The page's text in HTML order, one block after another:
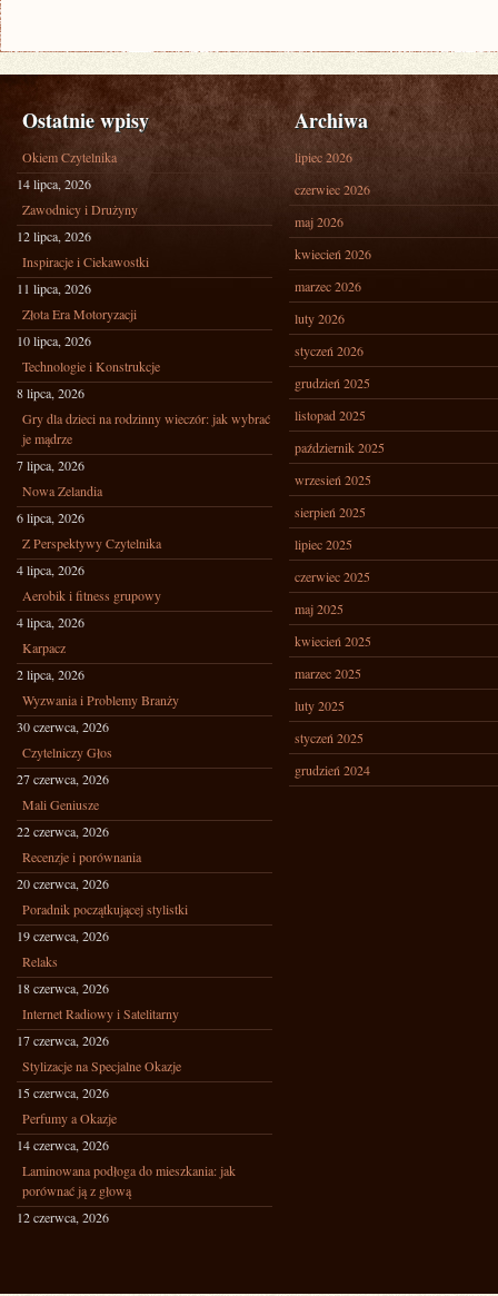
Ostatnie wpisy
Okiem Czytelnika
14 lipca, 2026
Zawodnicy i Drużyny
12 lipca, 2026
Inspiracje i Ciekawostki
11 lipca, 2026
Złota Era Motoryzacji
10 lipca, 2026
Technologie i Konstrukcje
8 lipca, 2026
Gry dla dzieci na rodzinny wieczór: jak wybrać
je mądrze
7 lipca, 2026
Nowa Zelandia
6 lipca, 2026
Z Perspektywy Czytelnika
4 lipca, 2026
Aerobik i fitness grupowy
4 lipca, 2026
Karpacz
2 lipca, 2026
Wyzwania i Problemy Branży
30 czerwca, 2026
Czytelniczy Głos
27 czerwca, 2026
Mali Geniusze
22 czerwca, 2026
Recenzje i porównania
20 czerwca, 2026
Poradnik początkującej stylistki
19 czerwca, 2026
Relaks
18 czerwca, 2026
Internet Radiowy i Satelitarny
17 czerwca, 2026
Stylizacje na Specjalne Okazje
15 czerwca, 2026
Perfumy a Okazje
14 czerwca, 2026
Laminowana podłoga do mieszkania: jak
porównać ją z głową
12 czerwca, 2026
Archiwa
lipiec 2026
czerwiec 2026
maj 2026
kwiecień 2026
marzec 2026
luty 2026
styczeń 2026
grudzień 2025
listopad 2025
październik 2025
wrzesień 2025
sierpień 2025
lipiec 2025
czerwiec 2025
maj 2025
kwiecień 2025
marzec 2025
luty 2025
styczeń 2025
grudzień 2024